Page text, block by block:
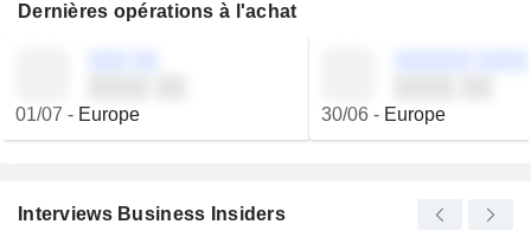
Dernières opérations à l'achat
01/07 - Europe 30/06- Europe
Interviews Business Insiders